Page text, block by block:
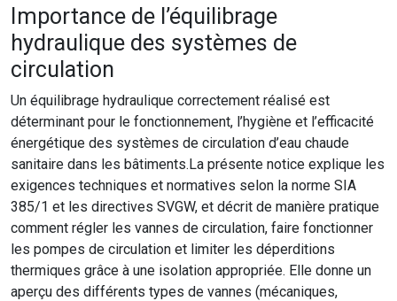
Importance de l’équilibrage
hydraulique des systèmes de
circulation
Un équilibrage hydraulique correctement réalisé est
déterminant pour le fonctionnement, l’hygiène et l’efficacité
énergétique des systèmes de circulation d’eau chaude
sanitaire dans les bâtiments.La présente notice explique les
exigences techniques et normatives selon la norme SIA
385/1 et les directives SVGW, et décrit de manière pratique
comment régler les vannes de circulation, faire fonctionner
les pompes de circulation et limiter les déperditions
thermiques grâce à une isolation appropriée. Elle donne un
aperçu des différents types de vannes (mécaniques,